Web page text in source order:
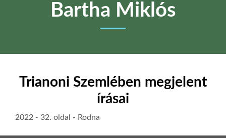
Bartha Miklós
Trianoni Szemlében megjelent
írásai
2022 - 32. oldal - Rodna